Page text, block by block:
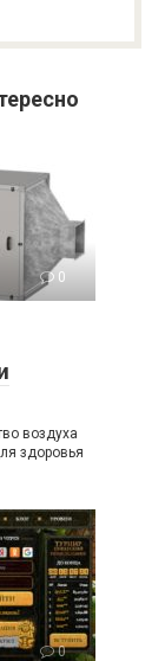
0
воздуха
здоровья
0